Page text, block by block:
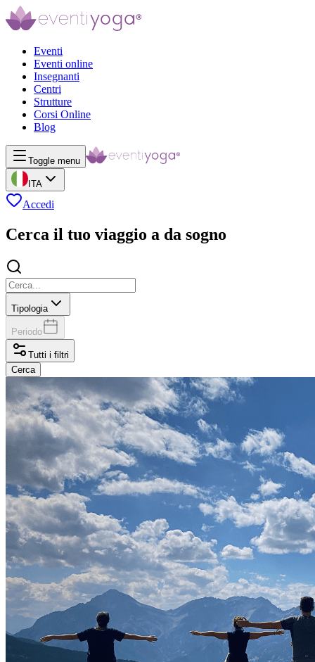
Eventi
Eventi online
Insegnanti
Centri
Strutture
Corsi Online
Blog
Toggle menu
ITA
Accedi
Cerca il tuo viaggio a da sogno
Tipologia
Periodo
Tutti i filtri
Cerca